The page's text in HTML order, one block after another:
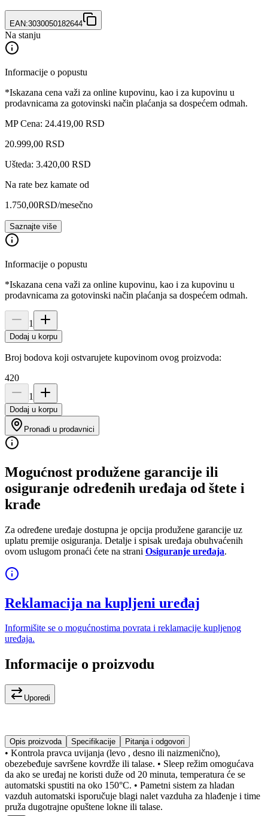
EAN:3030050182644
Na stanju
Informacije o popustu
*Iskazana cena važi za online kupovinu, kao i za kupovinu u
prodavnicama za gotovinski način plaćanja sa dospećem odmah.
MP Cena: 24.419,00 RSD
20.999,00 RSD
Ušteda: 3.420,00 RSD
Na rate bez kamate od
1.750,00RSD/mesečno
Saznajte više
Informacije o popustu
*Iskazana cena važi za online kupovinu, kao i za kupovinu u
prodavnicama za gotovinski način plaćanja sa dospećem odmah.
1
Dodaj u korpu
Broj bodova koji ostvarujete kupovinom ovog proizvoda:
420
1
Dodaj u korpu
Pronađi u prodavnici
Mogućnost produžene garancije ili
osiguranje određenih uređaja od štete i
krađe
Za određene uređaje dostupna je opcija produžene garancije uz
uplatu premije osiguranja. Detalje i spisak uređaja obuhvaćenih
ovom uslugom pronaći ćete na strani Osiguranje uređaja.
Reklamacija na kupljeni uređaj
Informišite se o mogućnostima povrata i reklamacije kupljenog
uređaja.
Informacije o proizvodu
Uporedi
Opis proizvoda Specifikacije Pitanja i odgovori
• Kontrola pravca uvijanja (levo , desno ili naizmenično),
obezebeđuje savršene kovrdže ili talase. • Sleep režim omogućava
da ako se uređaj ne koristi duže od 20 minuta, temperatura će se
automatski spustiti na oko 150°C. • Pametni sistem za hladan
vazduh automatski isporučuje blagi nalet vazduha za hlađenje i time
pruža dugotrajne opuštene lokne ili talase.